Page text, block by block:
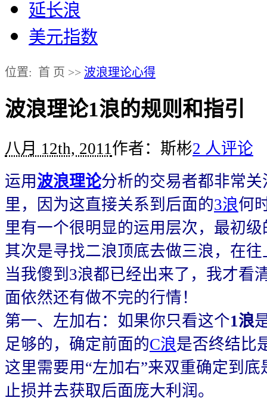
延长浪
美元指数
位置: 首 页 >> 波浪理论心得
波浪理论1浪的规则和指引
八月 12th, 2011 作者：斯彬2 人评论
运用 波浪理论分析的交易者都非常关
里，因为这直接关系到后面的3浪何
里有一个很明显的运用层次，最初
其次是寻找二浪顶底去做三浪，在
当我傻到3浪都已经出来了，我才看
面依然还有做不完的行情！
第一、左加右：如果你只看这个1浪
足够的，确定前面的C浪是否终结比
这里需要用“左加右”来双重确定到
止损并去获取后面庞大利润。